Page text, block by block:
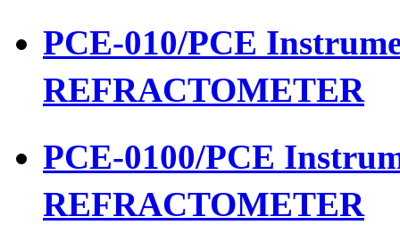
PCE-010/PCE
REFRACTOMETER
PCE-0100/PCE
REFRACTOMETER